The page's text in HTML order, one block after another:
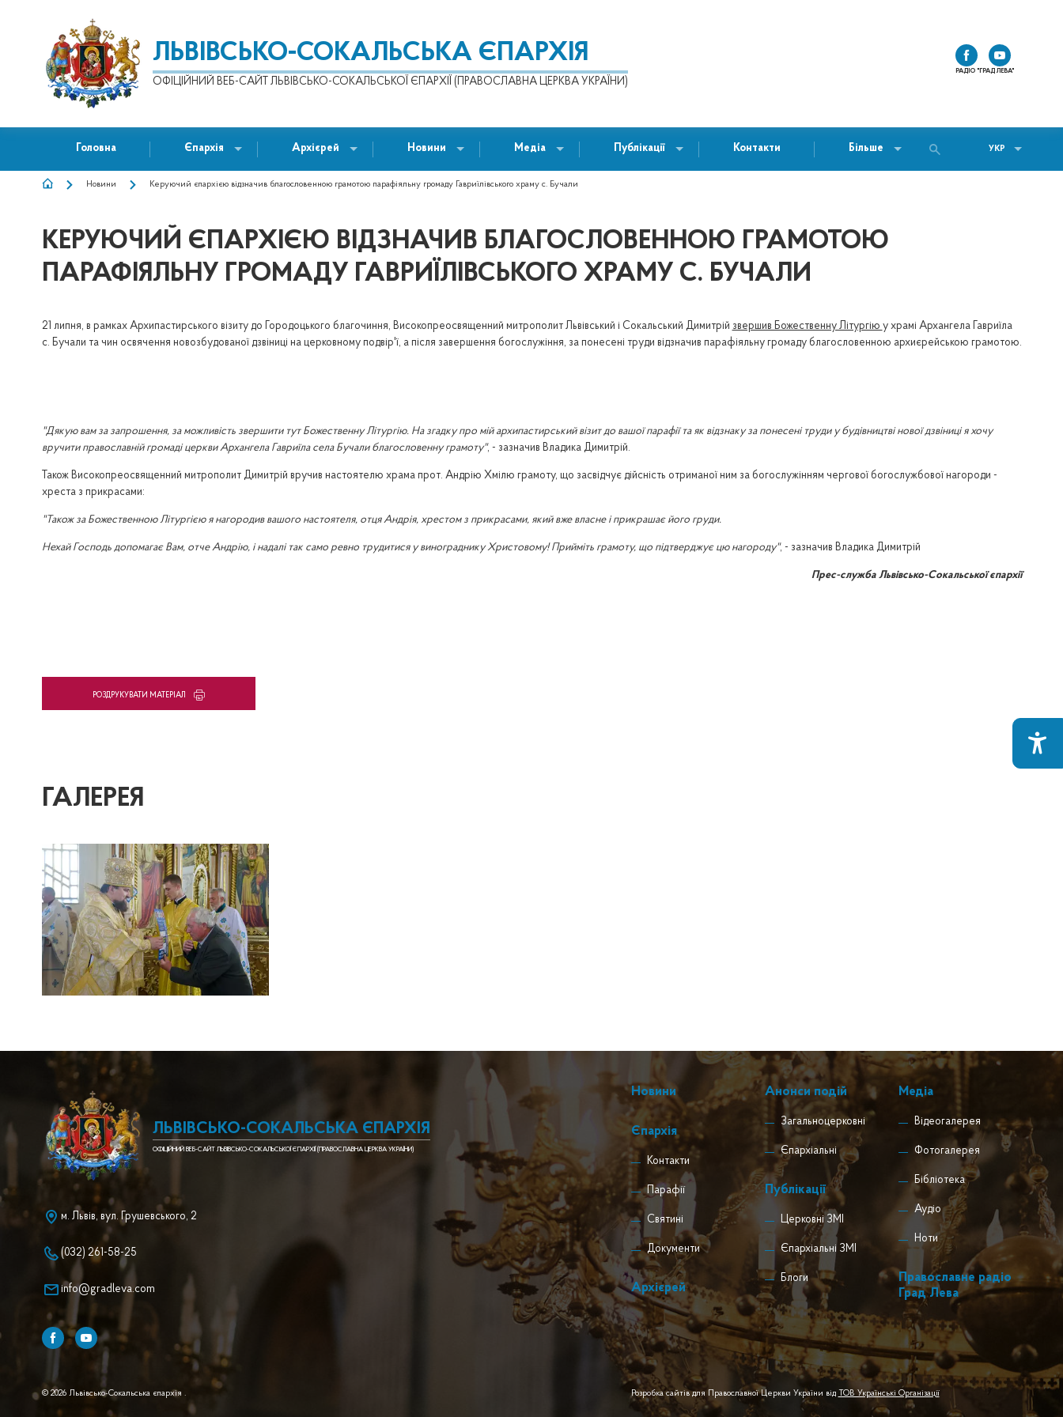
ЛЬВІВСЬКО-СОКАЛЬСЬКА ЄПАРХІЯ
ОФІЦІЙНИЙ ВЕБ-САЙТ ЛЬВІВСЬКО-СОКАЛЬСЬКОЇ ЄПАРХІЇ (ПРАВОСЛАВНА ЦЕРКВА УКРАЇНИ)
РАДІО "ГРАД ЛЕВА"
Головна Єпархія Архієрей Новини Медіа Публікації Контакти Більше УКР
РЯДОК
НАВІҐАЦІЇ
Новини Керуючий єпархією відзначив благословенною грамотою парафіяльну громаду Гавриїлівського храму с. Бучали
КЕРУЮЧИЙ ЄПАРХІЄЮ ВІДЗНАЧИВ БЛАГОСЛОВЕННОЮ ГРАМОТОЮ
ПАРАФІЯЛЬНУ ГРОМАДУ ГАВРИЇЛІВСЬКОГО ХРАМУ С. БУЧАЛИ
21 липня, в рамках Архипастирського візиту до Городоцького благочиння, Високопреосвященний митрополит Львівський і Сокальський Димитрій звершив Божественну Літургію у храмі Архангела Гавриїла
с. Бучали та чин освячення новозбудованої дзвіниці на церковному подвір'ї, а після завершення богослужіння, за понесені труди відзначив парафіяльну громаду благословенною архиєрейською грамотою.
"Дякую вам за запрошення, за можливість звершити тут Божественну Літургію. На згадку про мій архипастирський візит до вашої парафії та як відзнаку за понесені труди у будівництві нової дзвіниці я хочу
вручити православній громаді церкви Архангела Гавриїла села Бучали благословенну грамоту", - зазначив Владика Димитрій.
Також Високопреосвященний митрополит Димитрій вручив настоятелю храма прот. Андрію Хмілю грамоту, що засвідчує дійсність отриманої ним за богослужінням чергової богослужбової нагороди -
хреста з прикрасами:
"Також за Божественною Літургією я нагородив вашого настоятеля, отця Андрія, хрестом з прикрасами, який вже власне і прикрашає його груди.
Нехай Господь допомагає Вам, отче Андрію, і надалі так само ревно трудитисяу винограднику Христовому! Прийміть грамоту, що підтверджує цю нагороду", - зазначив Владика Димитрій
Прес-служба Львівсько-Сокальської єпархії
PОЗДРУКУВАТИ МАТЕРІАЛ
ГАЛЕРЕЯ
ЛЬВІВСЬКО-СОКАЛЬСЬКА ЄПАРХІЯ
ОФІЦІЙНИЙ ВЕБ-САЙТ ЛЬВІВСЬКО-СОКАЛЬСЬКОЇ ЄПАРХІЇ (ПРАВОСЛАВНА ЦЕРКВА УКРАЇНИ)
м. Львів, вул. Грушевського, 2
(032) 261-58-25
info@gradleva.com
Новини
Єпархія
Контакти
Парафії
Святині
Документи
Архієрей
Анонси подій
Загальноцерковні
Єпархіальні
Публікації
Церковні ЗМІ
Єпархіальні ЗМІ
Блоги
Медіа
Відеогалерея
Фотогалерея
Бібліотека
Аудіо
Ноти
Православне радіо
Град Лева
© 2026 Львівсько-Сокальська єпархія . Розробка сайтів для Православної Церкви України від ТОВ Українські Організації